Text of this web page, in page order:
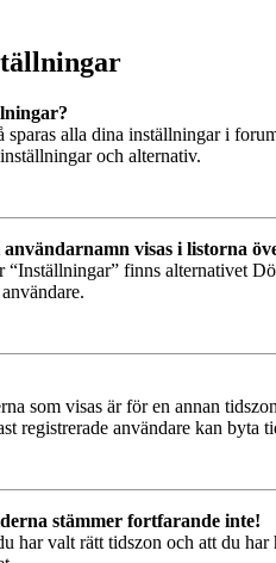
sparas alla dina inställningar i
och alternativ.
visas i listorna
finns alternativet
som visas är för en annan
registrerade användare kan
stämmer fortfarande inte!
har valt rätt tidszon och att du